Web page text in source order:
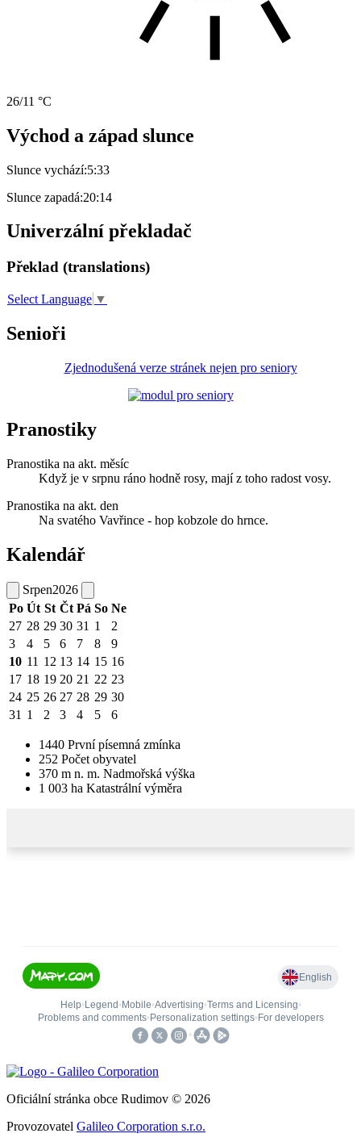
26/11 °C
Východ a západ slunce
Slunce vychází:5:33
Slunce zapadá:20:14
Univerzální překladač
Překlad (translations)
Select Language ▼
Senioři
Zjednodušená verze stránek nejen pro seniory
Pranostiky
Pranostika na akt. měsíc
Když je v srpnu ráno hodně rosy, mají z toho radost vosy.
Pranostika na akt. den
Na svatého Vavřince - hop kobzole do hrnce.
Kalendář
Srpen2026
Po Út St Čt Pá So Ne
27 28 29 30 31 1
2
3
4 5 6 7 8
9
10 11 12 13 14 15 16
17 18 19 20 21 22 23
24 25 26 27 28 29 30
31 1 2 3 4 5 6
1440 První písemná zmínka
252 Počet obyvatel
370 m n. m. Nadmořská výška
1 003 ha Katastrální výměra
Oficiální stránka obce Rudimov © 2026
Provozovatel Galileo Corporation s.r.o.